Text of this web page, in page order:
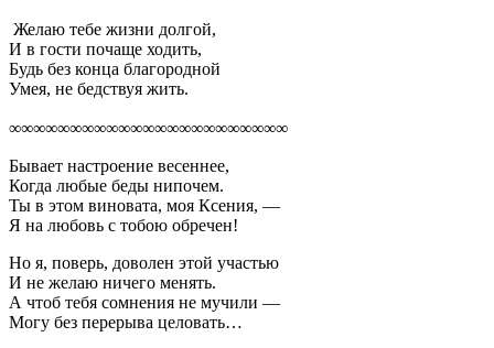
Желаю тебе жизни долгой,
И в гости почаще ходить,
Будь без конца благородной
Умея, не бедствуя жить.
∞∞∞∞∞∞∞∞∞∞∞∞∞∞∞∞∞∞∞∞∞∞∞
Бывает настроение весеннее,
Когда любые беды нипочем.
Ты в этом виновата, моя Ксения, —
Я на любовь с тобою обречен!
Но я, поверь, доволен этой участью
И не желаю ничего менять.
А чтоб тебя сомнения не мучили —
Могу без перерыва целовать…